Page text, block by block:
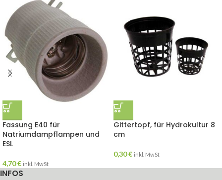
Fassung E40 für
Natriumdampflampen und
ESL
4,70€ inkl. MwSt
Gittertopf, für Hydrokultur 8
cm
0,30€ inkl. MwSt
INFOS